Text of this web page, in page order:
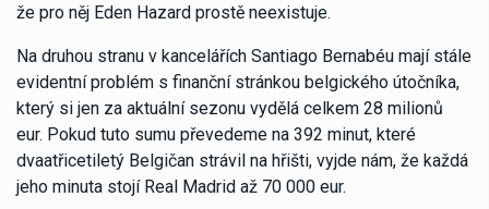
že pro něj Eden Hazard prostě neexistuje.
Na druhou stranu v kancelářích Santiago Bernabéu mají stále
evidentní problém s finanční stránkou belgického útočníka,
který si jen za aktuální sezonu vydělá celkem 28 milionů
eur. Pokud tuto sumu převedeme na 392 minut, které
dvaatřicetiletý Belgičan strávil na hřišti, vyjde nám, že každá
jeho minuta stojí Real Madrid až 70 000 eur.